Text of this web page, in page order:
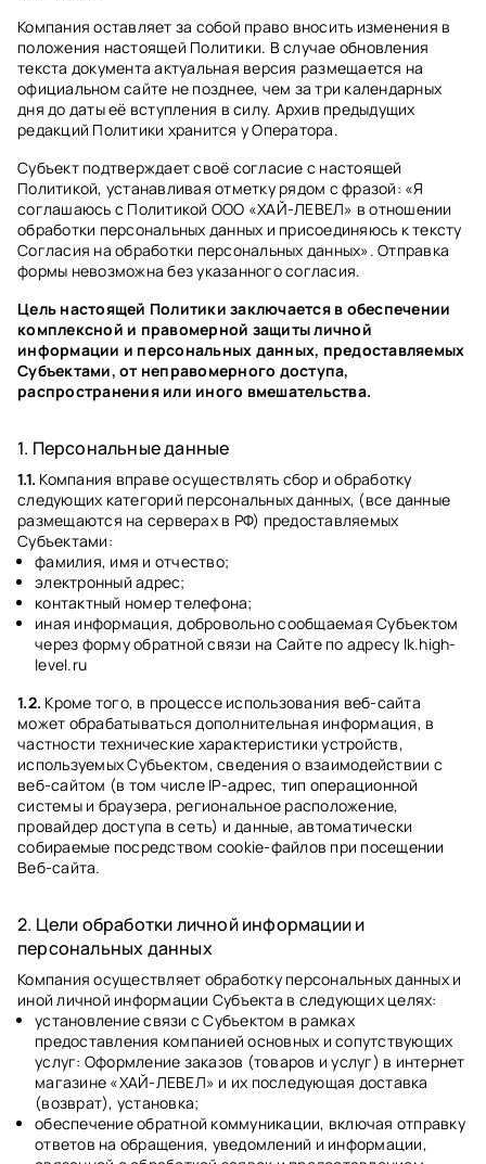
Компания оставляет за собой право вносить изменения в
положения настоящей Политики. В случае обновления
текста документа актуальная версия размещается на
официальном сайте не позднее, чем за три календарных
дня до даты её вступления в силу. Архив предыдущих
редакций Политики хранится у Оператора.
Субъект подтверждает своё согласие с настоящей
Политикой, устанавливая отметку рядом с фразой: «Я
соглашаюсь с Политикой ООО «ХАЙ-ЛЕВЕЛ» в отношении
обработки персональных данных и присоединяюсь к тексту
Согласия на обработки персональных данных». Отправка
формы невозможна без указанного согласия.
Цель настоящей Политики заключается в обеспечении
комплексной и правомерной защиты личной
информации и персональных данных, предоставляемых
Субъектами, от неправомерного доступа,
распространения или иного вмешательства.
1. Персональные данные
1.1. Компания вправе осуществлять сбор и обработку
следующих категорий персональных данных, (все данные
размещаются на серверах в РФ) предоставляемых
Субъектами:
фамилия, имя и отчество;
электронный адрес;
контактный номер телефона;
иная информация, добровольно сообщаемая Субъектом
через форму обратной связи на Сайте по адресу lk.high-
level.ru
1.2. Кроме того, в процессе использования веб-сайта
может обрабатываться дополнительная информация, в
частности технические характеристики устройств,
используемых Субъектом, сведения о взаимодействии с
веб-сайтом (в том числе IP-адрес, тип операционной
системы и браузера, региональное расположение,
провайдер доступа в сеть) и данные, автоматически
собираемые посредством cookie-файлов при посещении
Веб-сайта.
2. Цели обработки личной информации и
персональных данных
Компания осуществляет обработку персональных данных и
иной личной информации Субъекта в следующих целях:
установление связи с Субъектом в рамках
предоставления компанией основных и сопутствующих
услуг: Оформление заказов (товаров и услуг) в интернет
магазине «ХАЙ-ЛЕВЕЛ» и их последующая доставка
(возврат), установка;
обеспечение обратной коммуникации, включая отправку
ответов на обращения, уведомлений и информации,